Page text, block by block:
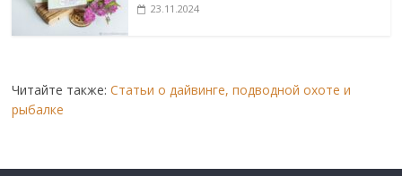
23.11.2024
Читайте также:Статьи о дайвинге, подводной охоте и
рыбалке